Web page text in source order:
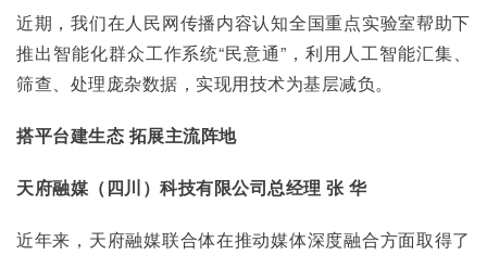
近期，我们在人民网传播内容认知全国重点实验室帮助下
推出智能化群众工作系统“民意通”，利用人工智能汇集、
筛查、处理庞杂数据，实现用技术为基层减负。
搭平台建生态 拓展主流阵地
天府融媒（四川）科技有限公司总经理 张 华
近年来，天府融媒联合体在推动媒体深度融合方面取得了